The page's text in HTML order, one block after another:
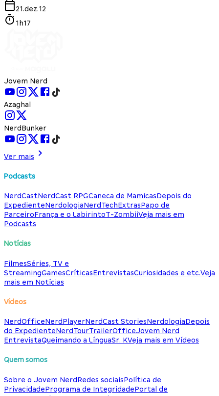
21.dez.12
1h17
Jovem Nerd
Azaghal
NerdBunker
Ver mais
Podcasts
NerdCastNerdCast RPGCaneca de MamicasDepois do
ExpedienteNerdologiaNerdTechExtrasPapo de
ParceiroFrança e o LabirintoT-ZombiiVeja mais em
Podcasts
Notícias
FilmesSéries, TV e
StreamingGamesCríticasEntrevistasCuriosidades e etc.Veja
mais em Notícias
Vídeos
NerdOfficeNerdPlayerNerdCast StoriesNerdologiaDepois
do ExpedienteNerdTourTrailerOfficeJovem Nerd
EntrevistaQueimando a LínguaSr. KVeja mais em Vídeos
Quem somos
Sobre o Jovem NerdRedes sociaisPolítica de
PrivacidadePrograma de IntegridadePortal de